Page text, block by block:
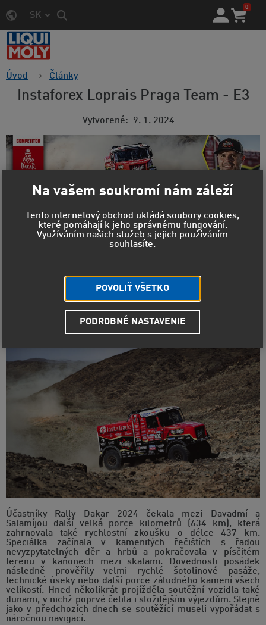
SK
0
Úvod Články
Instaforex Loprais Praga Team - E3
Vytvorené 9. 1. 2024
Dakar 2024: Aleš Loprais se po první polovině
maratonské dvojetapy ujímá vedení
etapě. Na trati mezi Davadmí a Salamíjou byli se svou
Pragou V4S DKR nejen nejrychlejší ze všech kamionů, ale
zároveň dokázali najet tolik času na Januse van
Kasterena, aby obhájce loňského vítězství sesadili z čele
průběžné klasifikace kamionů.
Účastníky Rally Dakar 2024 čekala mezi Davadmí a
Salamíjou další velká porce kilometrů (634 km), která
zahrnovala také rychlostní zkoušku o délce 437 km.
Speciálka začínala v kamenitých řečištích s řadou
nevyzpytatelných děr a hrbů a pokračovala v písčitém
terénu v kaňonech mezi skalami. Dovednosti posádek
následně prověřily velmi rychlé šotolinové pasáže,
technické úseky nebo další porce záludného kamení všech
velikostí. Hned několikrát projížděla soutěžní vozidla také
dunami, v nichž poprvé čelila i složitějším výjezdům. Stejně
jako v předchozích dnech se soutěžící museli vypořádat s
náročnou navigací.
Na vašem soukromí nám záleží
Tento internetový obchod ukládá soubory cookies,
které pomáhají k jeho správnému fungování.
Využíváním našich služeb s jejich používáním
souhlasíte.
POVOLIŤ VŠETKO
PODROBNÉ NASTAVENIE